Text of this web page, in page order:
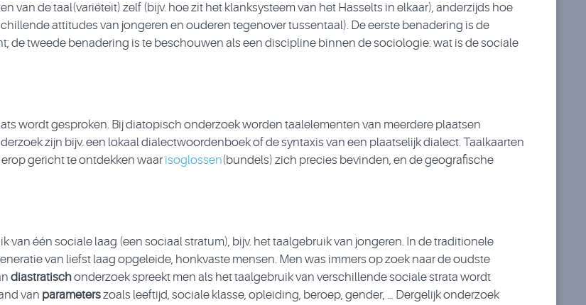
van de taal(variëteit) zelf (bijv. hoe zit het klanksysteem van het Hasselts in elkaar), anderzijds hoe
attitudes van jongeren en ouderen tegenover tussentaal). De eerste benadering is de
de tweede benadering is te beschouwen als een discipline binnen de sociologie: wat is de sociale
wordt gesproken. Bij diatopisch onderzoek worden taalelementen van meerdere plaatsen
zijn bijv. een lokaal dialectwoordenboek of de syntaxis van een plaatselijk dialect. Taalkaarten
gericht te ontdekken waar isoglossen(bundels) zich precies bevinden, en de geografische
van één sociale laag (een sociaal stratum), bijv. het taalgebruik van jongeren. In de traditionele
van liefst laag opgeleide, honkvaste mensen. Men was immers op zoek naar de oudste
diastratischonderzoek spreekt men als het taalgebruik van verschillende sociale strata wordt
van parameterszoals leeftijd, sociale klasse, opleiding, beroep, gender, … Dergelijk onderzoek